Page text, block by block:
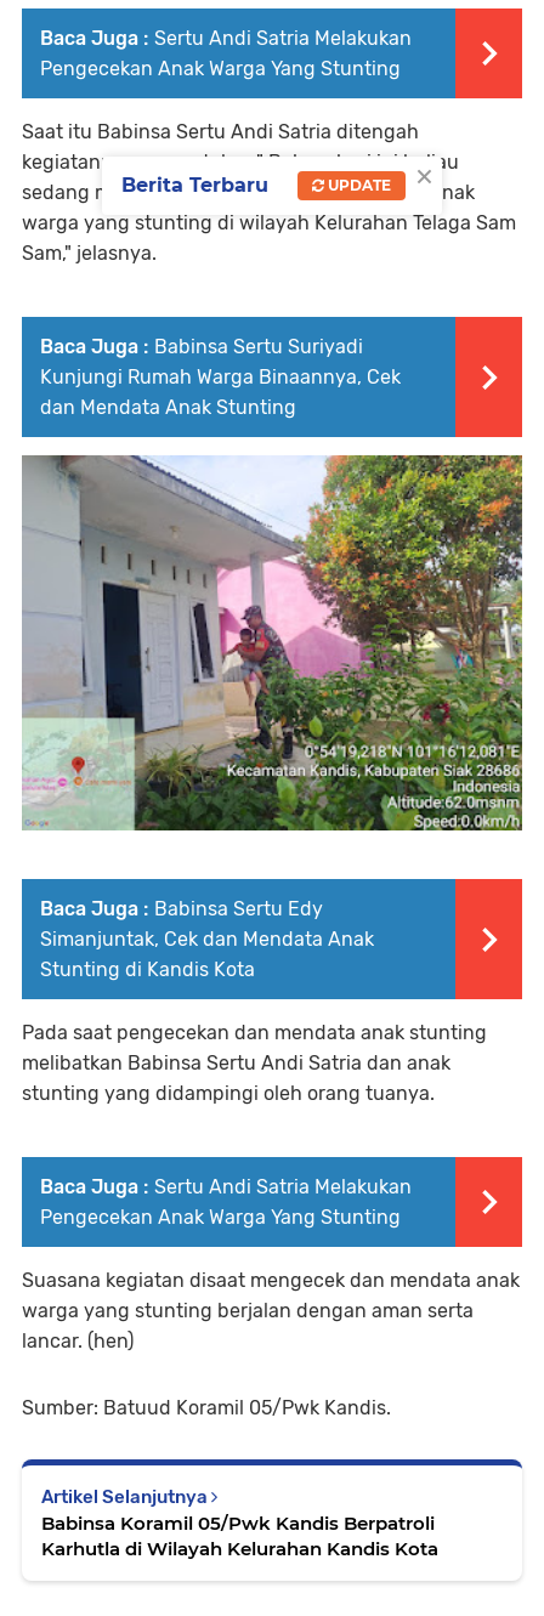
Baca Juga : Sertu Andi Satria Melakukan
Pengecekan Anak Warga Yang Stunting
Saat itu Babinsa Sertu Andi Satria ditengah
kegiatannya mengatakan," Bahwa hari ini beliau
sedang melaksanakan kegiatan pengecekan anak
warga yang stunting di wilayah Kelurahan Telaga Sam
Sam," jelasnya.
Baca Juga : Babinsa Sertu Suriyadi
Kunjungi Rumah Warga Binaannya, Cek
dan Mendata Anak Stunting
Baca Juga : Babinsa Sertu Edy
Simanjuntak, Cek dan Mendata Anak
Stunting di Kandis Kota
Pada saat pengecekan dan mendata anak stunting
melibatkan Babinsa Sertu Andi Satria dan anak
stunting yang didampingi oleh orang tuanya.
Baca Juga : Sertu Andi Satria Melakukan
Pengecekan Anak Warga Yang Stunting
Suasana kegiatan disaat mengecek dan mendata anak
warga yang stunting berjalan dengan aman serta
lancar. (hen)
Sumber: Batuud Koramil 05/Pwk Kandis.
Artikel Selanjutnya
Babinsa Koramil 05/Pwk Kandis Berpatroli
Karhutla di Wilayah Kelurahan Kandis Kota
×
Berita Terbaru UPDATE